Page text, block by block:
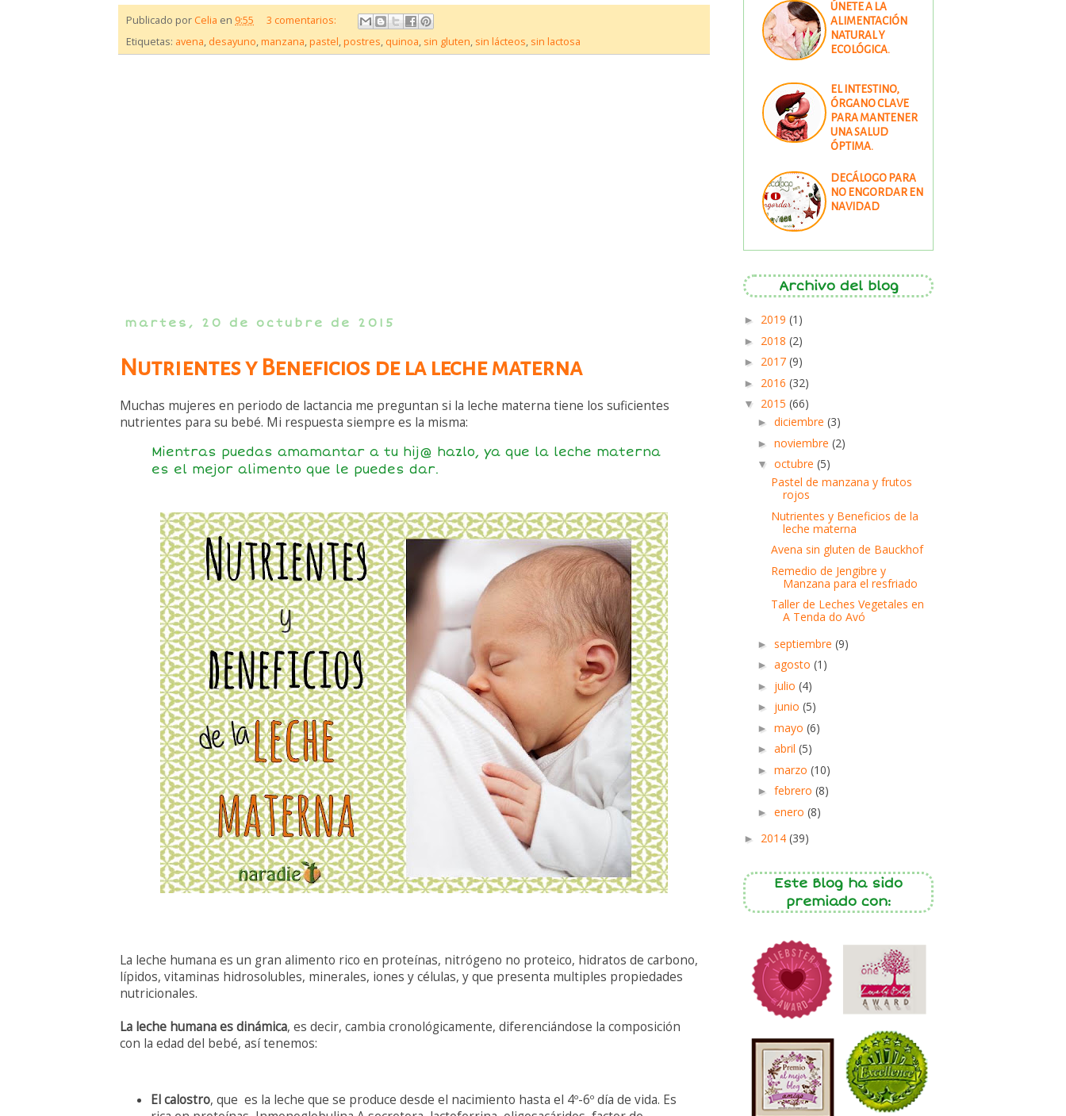
Publicado por Celia en 9:55
3 comentarios:
Etiquetas: avena, desayuno, manzana, pastel, postres, quinoa, sin gluten, sin lácteos, sin lactosa
martes, 20 de octubre de 2015
Nutrientes y Beneficios de la leche materna
Muchas mujeres en periodo de lactancia me preguntan si la leche materna tiene los suficientes
nutrientes para su bebé. Mi respuesta siempre es la misma:
Mientras puedas amamantar a tu hij@ hazlo, ya que la leche materna
es el mejor alimento que le puedes dar.
La leche humana es un gran alimento rico en proteínas, nitrógeno no proteico, hidratos de carbono,
lípidos, vitaminas hidrosolubles, minerales, iones y células, y que presenta multiples propiedades
nutricionales.
La leche humana es dinámica, es decir, cambia cronológicamente, diferenciándose la composición
con la edad del bebé, así tenemos:
El calostro, que es la leche que se produce desde el nacimiento hasta el 4º-6º día de vida. Es
ÚNETE A LA
ALIMENTACIÓN
NATURAL Y
ECOLÓGICA.
EL INTESTINO,
ÓRGANO CLAVE
PARA MANTENER
UNA SALUD
ÓPTIMA.
DECÁLOGO PARA
NO ENGORDAR EN
NAVIDAD
Archivo del blog
► 2019 (1)
► 2018 (2)
► 2017 (9)
► 2016 (32)
▼ 2015 (66)
► diciembre (3)
► noviembre (2)
▼ octubre (5)
Pastel de manzana y frutos
rojos
Nutrientes y Beneficios de la
leche materna
Avena sin gluten de Bauckhof
Remedio de Jengibre y
Manzana para el resfriado
Taller de Leches Vegetales en
A Tenda do Avó
► septiembre (9)
► agosto (1)
► julio (4)
► junio (5)
► mayo (6)
► abril (5)
► marzo (10)
► febrero (8)
► enero (8)
► 2014 (39)
Este Blog ha sido
premiado con: